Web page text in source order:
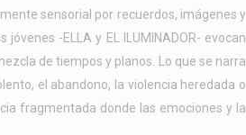
sensorial por recuerdos, imágenes y
-ELLA y EL ILUMINADOR- evocan
de tiempos y planos. Lo que se narra
el abandono, la violencia heredada o
fragmentada donde las emociones y la